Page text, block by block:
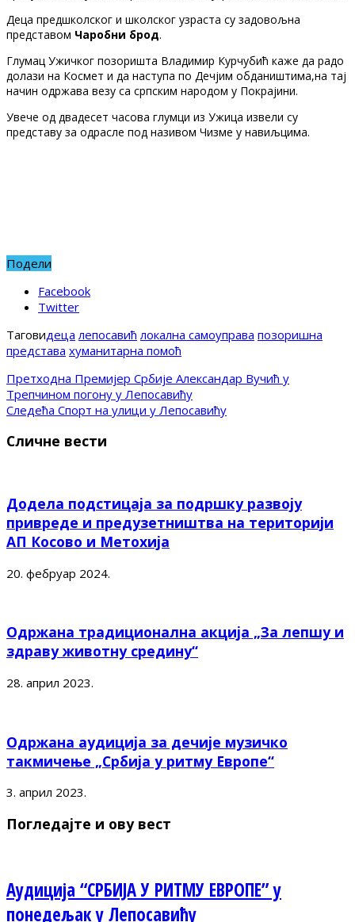
Деца предшколског и школског узраста су задовољна
представом Чаробни брод.
Глумац Ужичког позоришта Владимир Курчубић каже да радо
долази на Космет и да наступа по Дечјим обдаништима,на тај
начин одржава везу са српским народом у Покрајини.
Увече од двадесет часова глумци из Ужица извели су
представу за одрасле под називом Чизме у навиљцима.
Подели
Facebook
Twitter
Таговидеца лепосавић локална самоуправа позоришна
представа хуманитарна помоћ
Претходна Премијер Србије Александар Вучић у
Трепчином погону у Лепосавићу
Следећа Спорт на улици у Лепосавићу
Сличне вести
Додела подстицаја за подршку развоју
привреде и предузетништва на територији
АП Косово и Метохија
20. фебруар 2024.
Одржана традиционална акција „За лепшу и
здраву животну средину“
28. април 2023.
Одржана аудиција за дечије музичко
такмичење „Србија у ритму Европе“
3. април 2023.
Погледајте и ову вест
Аудиција “СРБИЈА У РИТМУ ЕВРОПЕ” у
понедељак у Лепосавићу